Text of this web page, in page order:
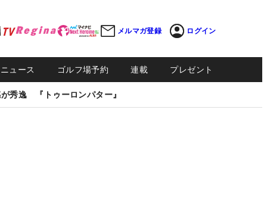
メルマガ登録 ログイン
ュース ゴルフ場予約 連載 プレゼント
秀逸 『トゥーロンパター』